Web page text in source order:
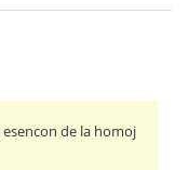
de la homoj